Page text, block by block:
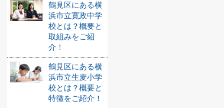
鶴見区にある横
浜市立寛政中学
校とは？概要と
取組みをご紹
介！
鶴見区にある横
浜市立生麦小学
校とは？概要と
特徴をご紹介！